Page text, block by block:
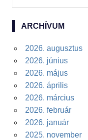
ARCHÍVUM
2026. augusztus
2026. június
2026. május
2026. április
2026. március
2026. február
2026. január
2025. november